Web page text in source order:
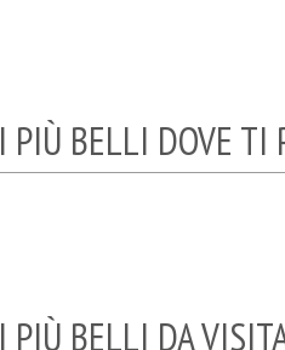
PIÙ BELLI DOVE TI
PIÙ BELLI DA